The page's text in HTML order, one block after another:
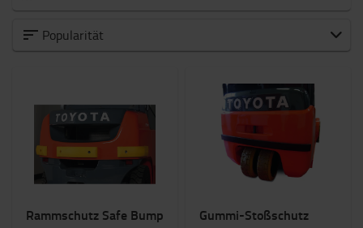
Zubehör
Arbeitsplatz und Lager
Batterie und Elektronik
Beleuchtung
Gabeln und Gabelverlängerungen
Gabelstapler Anbaugeräte
IC-Gabelstapler
Popularität
Rammschutz Safe Bump Gummi-Stoßschutz